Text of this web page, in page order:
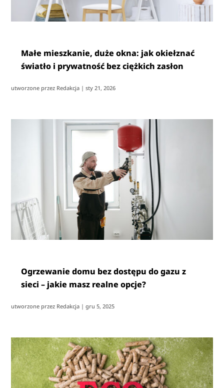
Małe mieszkanie, duże okna: jak okiełznać
światło i prywatność bez ciężkich zasłon
utworzone przez Redakcja |sty 21, 2026
Ogrzewanie domu bez dostępu do gazu z
sieci – jakie masz realne opcje?
utworzone przez Redakcja |gru 5, 2025